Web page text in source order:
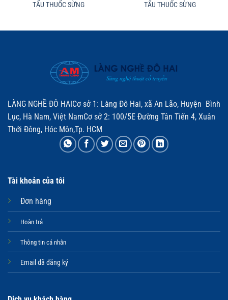
TẨU THUỐC SỪNG TẨU THUỐC SỪNG
LÀNG NGHỀ ĐÔ HAICơ sở 1: Làng Đô Hai, xã An Lão, Huyện Bình
Lục, Hà Nam, Việt NamCơ sở 2: 100/5E Đường Tân Tiến 4, Xuân
Thới Đông, Hóc Môn,Tp. HCM
Tài khoản của tôi
Đơn hàng
Hoàn trả
Thông tin cá nhân
Email đã đăng ký